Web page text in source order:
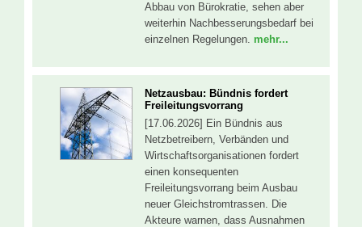
Abbau von Bürokratie, sehen aber
weiterhin Nachbesserungsbedarf bei
einzelnen Regelungen. mehr...
Netzausbau: Bündnis fordert
Freileitungsvorrang
[17.06.2026] Ein Bündnis aus
Netzbetreibern, Verbänden und
Wirtschaftsorganisationen fordert
einen konsequenten
Freileitungsvorrang beim Ausbau
neuer Gleichstromtrassen. Die
Akteure warnen, dass Ausnahmen